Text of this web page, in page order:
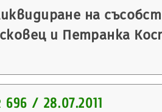
на
и Петранка
696 / 28.07.2011